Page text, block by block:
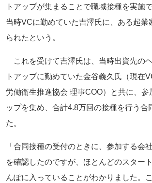
トアップが集まることで職域接種を実施
当時VCに勤めていた吉澤氏に、ある起業
られたという。
これを受けて吉澤氏は、当時出資先の
トアップに勤めていた金谷義久氏（現在
労働衛生推進協会 理事COO）と共に、参
ップを集め、合計4.8万回の接種を行う合
た。
「合同接種の受付のときに、参加する会
を確認したのですが、ほとんどのスター
んぽに入っていることがわかりました。